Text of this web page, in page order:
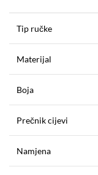
Tip ručke
Materijal
Boja
Prečnik cijevi
Namjena